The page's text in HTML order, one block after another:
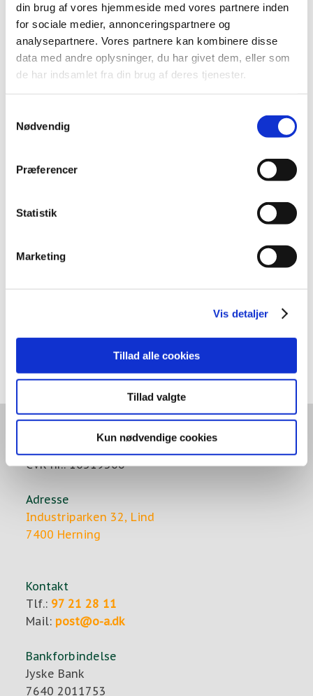
din brug af vores hjemmeside med vores partnere inden
for sociale medier, annonceringspartnere og
analysepartnere. Vores partnere kan kombinere disse
data med andre oplysninger, du har givet dem, eller som
de har indsamlet fra din brug af deres tjenester.
Nødvendig
Præferencer
Statistik
Marketing
Vis detaljer
Tillad alle cookies
Tillad valgte
Kun nødvendige cookies
Kloakarbejde
Vejarbejde
Brolægning
​Jordarbejde for forsyningsledninger
A/S Ole Andersen
Ingeniør- og entreprenørfirma
CVR-nr.: 10519306
Adresse
Industriparken 32, Lind
7400 Herning​​
​Kontakt
Tlf.: 97 21 28 11
Mail: post@o-a.dk
Bankforbindelse
Jyske Bank
7640 2011753